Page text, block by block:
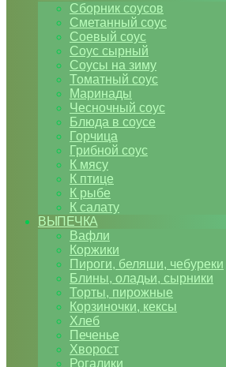
Сборник соусов
Сметанный соус
Соевый соус
Соус сырный
Соусы на зиму
Томатный соус
Маринады
Чесночный соус
Блюда в соусе
Горчица
Грибной соус
К мясу
К птице
К рыбе
К салату
ВЫПЕЧКА
Вафли
Коржики
Пироги, беляши, чебуреки
Блины, оладьи, сырники
Торты, пирожные
Корзиночки, кексы
Хлеб
Печенье
Хворост
Рогалики